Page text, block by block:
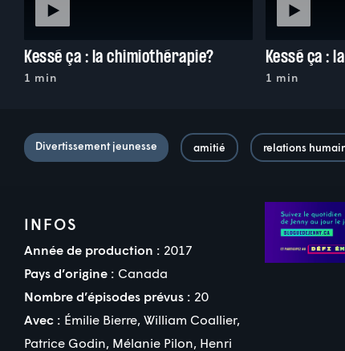
Kessé ça : la chimiothérapie?
1 min 1 min
Divertissement jeunesse amitié relations
INFOS
Année de production : 2017
Pays d’origine : Canada
Nombre d’épisodes prévus : 20
Avec : Émilie Bierre, William Coallier,
Patrice Godin, Mélanie Pilon, Henri